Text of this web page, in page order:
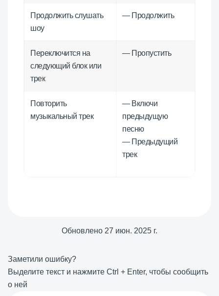
Продолжить слушать
шоу
— Продолжить
Переключится на
следующий блок или
трек
— Пропустить
Повторить
музыкальный трек
— Включи
предыдущую
песню
— Предыдущий
трек
Обновлено 27 июн. 2025 г.
Заметили ошибку?
Выделите текст и нажмите Ctrl + Enter, чтобы сообщить
о ней